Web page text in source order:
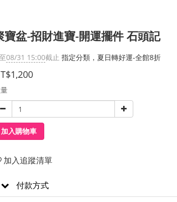
寶盆-招財進寶-開運擺件 石頭記
08/31 15:00截止 指定分類，夏日轉好運-全館8折
加入購物車
加入追蹤清單
付款方式